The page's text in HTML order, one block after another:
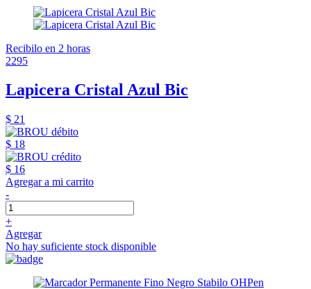
Recibilo en 2 horas
2295
Lapicera Cristal Azul Bic
$ 21
$ 18
$ 16
Agregar a mi carrito
-
+
Agregar
No hay suficiente stock disponible